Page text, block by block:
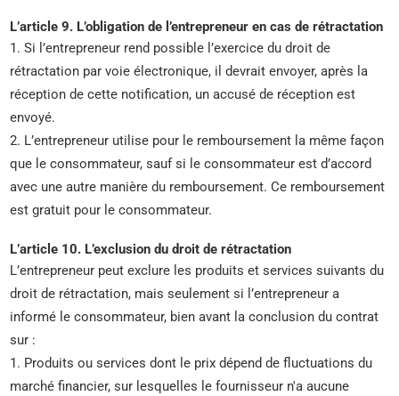
L’article 9. L’obligation de l’entrepreneur en cas de rétractation
1. Si l’entrepreneur rend possible l’exercice du droit de
rétractation par voie électronique, il devrait envoyer, après la
réception de cette notification, un accusé de réception est
envoyé.
2. L’entrepreneur utilise pour le remboursement la même façon
que le consommateur, sauf si le consommateur est d’accord
avec une autre manière du remboursement. Ce remboursement
est gratuit pour le consommateur.
L’article 10. L’exclusion du droit de rétractation
L’entrepreneur peut exclure les produits et services suivants du
droit de rétractation, mais seulement si l’entrepreneur a
informé le consommateur, bien avant la conclusion du contrat
sur :
1. Produits ou services dont le prix dépend de fluctuations du
marché financier, sur lesquelles le fournisseur n'a aucune